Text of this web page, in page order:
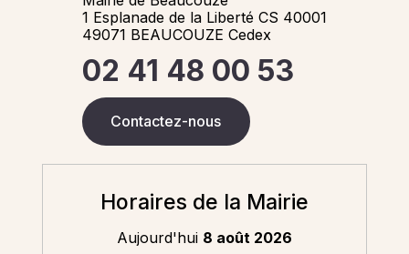
1 Esplanade de la Liberté CS 40001
49071 BEAUCOUZE Cedex
02 41 48 00 53
Contactez-nous
Horaires de la Mairie
Aujourd'hui 8 août 2026